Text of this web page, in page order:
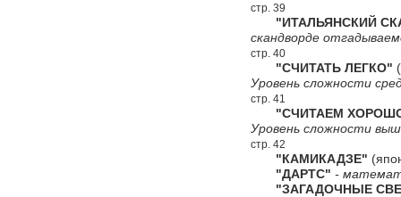
стр. 39
"ИТАЛЬЯНСКИЙ
скандворде
стр. 40
"СЧИТАТЬ ЛЕГКО"
Уровень сложности
стр. 41
"СЧИТАЕМ
Уровень сложности
стр. 42
"КАМИКАДЗЕ"
"ДАРТС" -
"ЗАГАДОЧНЫЕ